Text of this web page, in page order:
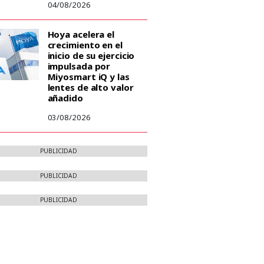
04/08/2026
Hoya acelera el
crecimiento en el
inicio de su ejercicio
impulsada por
Miyosmart iQ y las
lentes de alto valor
añadido
03/08/2026
PUBLICIDAD
PUBLICIDAD
PUBLICIDAD